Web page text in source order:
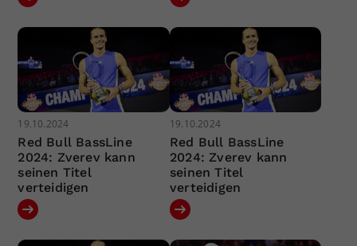
19.10.2024
Red Bull BassLine
2024: Zverev kann
seinen Titel
verteidigen
19.10.2024
Red Bull BassLine
2024: Zverev kann
seinen Titel
verteidigen